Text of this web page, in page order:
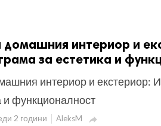
интериор и
за естетика и
интериор и екстериор:
и функционалност
2 години AleksM 